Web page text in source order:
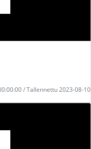
/ Tallennettu 2023-08-10